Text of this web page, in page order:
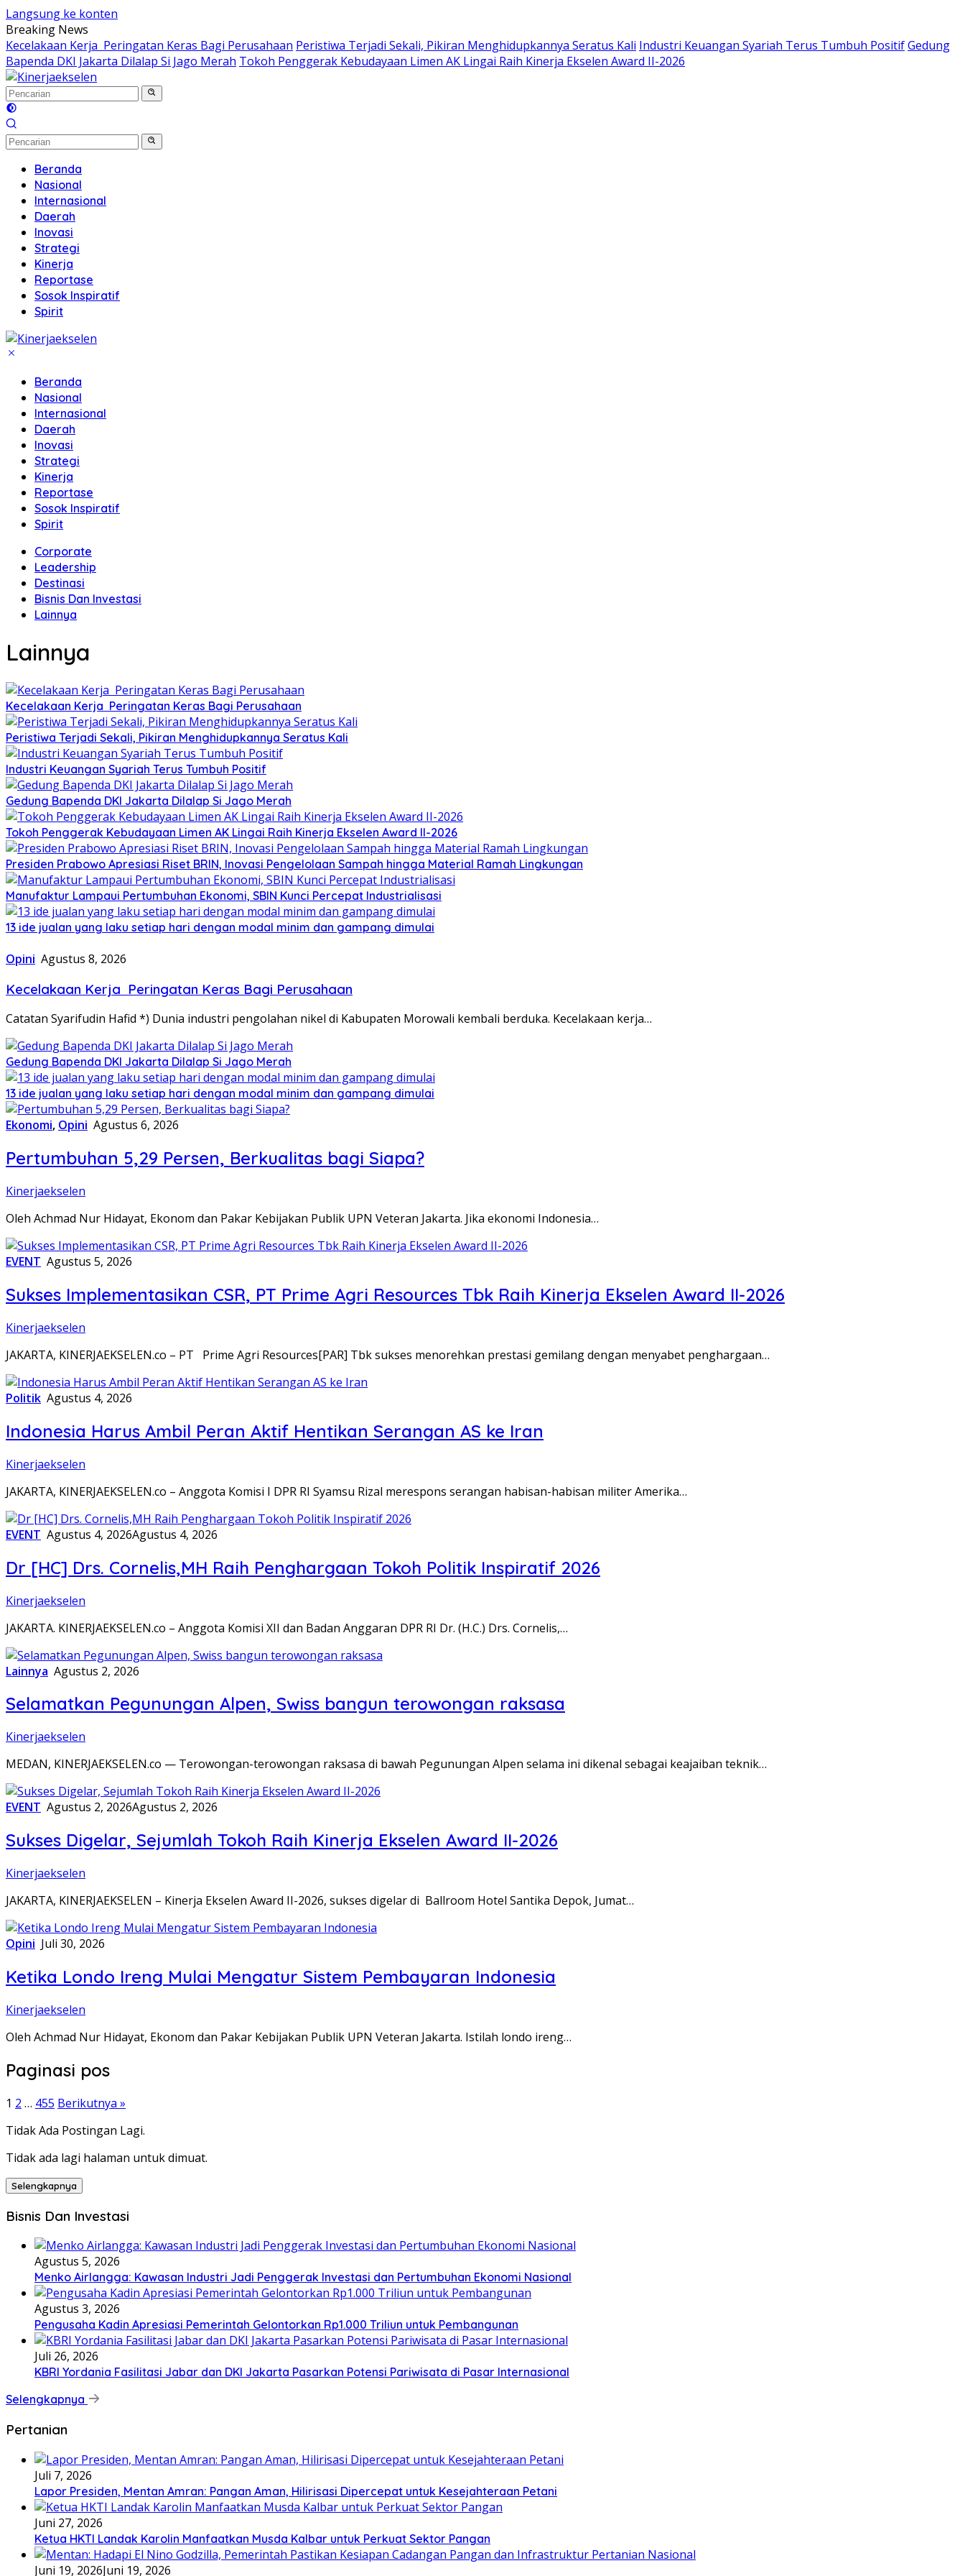
Langsung ke konten
Breaking News
Kecelakaan Kerja Peringatan Keras Bagi Perusahaan Peristiwa Terjadi Sekali, Pikiran Menghidupkannya Seratus Kali Industri Keuangan Syariah Terus Tumbuh PositifGedung
Bapenda DKI Jakarta Dilalap Si Jago Merah Tokoh Penggerak Kebudayaan Limen AK Lingai Raih Kinerja Ekselen Award II-2026
Beranda
Nasional
Internasional
Daerah
Inovasi
Strategi
Kinerja
Reportase
Sosok Inspiratif
Spirit
Beranda
Nasional
Internasional
Daerah
Inovasi
Strategi
Kinerja
Reportase
Sosok Inspiratif
Spirit
Corporate
Leadership
Destinasi
Bisnis Dan Investasi
Lainnya
Lainnya
Kecelakaan Kerja Peringatan Keras Bagi Perusahaan
Peristiwa Terjadi Sekali, Pikiran Menghidupkannya Seratus Kali
Industri Keuangan Syariah Terus Tumbuh Positif
Gedung Bapenda DKI Jakarta Dilalap Si Jago Merah
Tokoh Penggerak Kebudayaan Limen AK Lingai Raih Kinerja Ekselen Award II-2026
Presiden Prabowo Apresiasi Riset BRIN, Inovasi Pengelolaan Sampah hingga Material Ramah Lingkungan
Manufaktur Lampaui Pertumbuhan Ekonomi, SBIN Kunci Percepat Industrialisasi
13 ide jualan yang laku setiap hari dengan modal minim dan gampang dimulai
Opini Agustus 8, 2026
Kecelakaan Kerja Peringatan Keras Bagi Perusahaan
Catatan Syarifudin Hafid *) Dunia industri pengolahan nikel di Kabupaten Morowali kembali berduka. Kecelakaan kerja…
Gedung Bapenda DKI Jakarta Dilalap Si Jago Merah
13 ide jualan yang laku setiap hari dengan modal minim dan gampang dimulai
Ekonomi, Opini Agustus 6, 2026
Pertumbuhan 5,29 Persen, Berkualitas bagi Siapa?
Kinerjaekselen
Oleh Achmad Nur Hidayat, Ekonom dan Pakar Kebijakan Publik UPN Veteran Jakarta. Jika ekonomi Indonesia…
EVENT Agustus 5, 2026
Sukses Implementasikan CSR, PT Prime Agri Resources Tbk Raih Kinerja Ekselen Award II-2026
Kinerjaekselen
JAKARTA, KINERJAEKSELEN.co – PT Prime Agri Resources[PAR] Tbk sukses menorehkan prestasi gemilang dengan menyabet penghargaan…
Politik Agustus 4, 2026
Indonesia Harus Ambil Peran Aktif Hentikan Serangan AS ke Iran
Kinerjaekselen
JAKARTA, KINERJAEKSELEN.co – Anggota Komisi I DPR RI Syamsu Rizal merespons serangan habisan-habisan militer Amerika…
EVENT Agustus 4, 2026Agustus 4, 2026
Dr [HC] Drs. Cornelis,MH Raih Penghargaan Tokoh Politik Inspiratif 2026
Kinerjaekselen
JAKARTA. KINERJAEKSELEN.co – Anggota Komisi XII dan Badan Anggaran DPR RI Dr. (H.C.) Drs. Cornelis,…
Lainnya Agustus 2, 2026
Selamatkan Pegunungan Alpen, Swiss bangun terowongan raksasa
Kinerjaekselen
MEDAN, KINERJAEKSELEN.co — Terowongan-terowongan raksasa di bawah Pegunungan Alpen selama ini dikenal sebagai keajaiban teknik…
EVENT Agustus 2, 2026Agustus 2, 2026
Sukses Digelar, Sejumlah Tokoh Raih Kinerja Ekselen Award II-2026
Kinerjaekselen
JAKARTA, KINERJAEKSELEN – Kinerja Ekselen Award II-2026, sukses digelar di Ballroom Hotel Santika Depok, Jumat…
Opini Juli 30, 2026
Ketika Londo Ireng Mulai Mengatur Sistem Pembayaran Indonesia
Kinerjaekselen
Oleh Achmad Nur Hidayat, Ekonom dan Pakar Kebijakan Publik UPN Veteran Jakarta. Istilah londo ireng…
Paginasi pos
1 2 … 455 Berikutnya »
Tidak Ada Postingan Lagi.
Tidak ada lagi halaman untuk dimuat.
Selengkapnya
Bisnis Dan Investasi
Agustus 5, 2026
Menko Airlangga: Kawasan Industri Jadi Penggerak Investasi dan Pertumbuhan Ekonomi Nasional
Agustus 3, 2026
Pengusaha Kadin Apresiasi Pemerintah Gelontorkan Rp1.000 Triliun untuk Pembangunan
Juli 26, 2026
KBRI Yordania Fasilitasi Jabar dan DKI Jakarta Pasarkan Potensi Pariwisata di Pasar Internasional
Selengkapnya
Pertanian
Juli 7, 2026
Lapor Presiden, Mentan Amran: Pangan Aman, Hilirisasi Dipercepat untuk Kesejahteraan Petani
Juni 27, 2026
Ketua HKTI Landak Karolin Manfaatkan Musda Kalbar untuk Perkuat Sektor Pangan
Juni 19, 2026Juni 19, 2026